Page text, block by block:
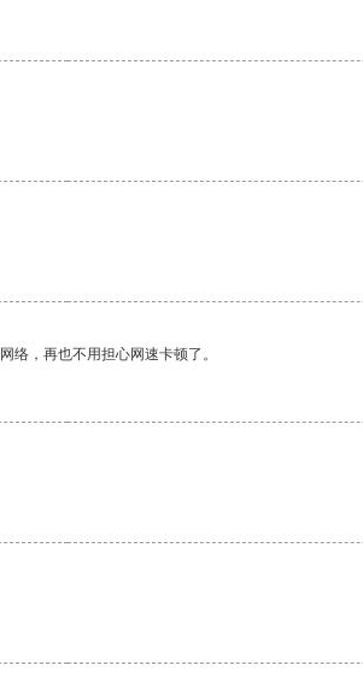
络，再也不用担心网速卡顿了。